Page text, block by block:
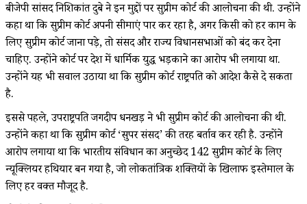
बीजेपी सांसद निशिकांत दुबे ने इन मुद्दों पर सुप्रीम कोर्ट की आलोचना की थी. उन्होंने
कहा था कि सुप्रीम कोर्ट अपनी सीमाएं पार कर रहा है, अगर किसी को हर काम के
लिए सुप्रीम कोर्ट जाना पड़े, तो संसद और राज्य विधानसभाओं को बंद कर देना
चाहिए. उन्होंने कोर्ट पर देश में धार्मिक युद्ध भड़काने का आरोप भी लगाया था.
उन्होंने यह भी सवाल उठाया था कि सुप्रीम कोर्ट राष्ट्रपति को आदेश कैसे दे सकता
है.
इससे पहले, उपराष्ट्रपति जगदीप धनखड़ ने भी सुप्रीम कोर्ट की आलोचना की थी.
उन्होंने कहा था कि सुप्रीम कोर्ट ‘सुपर संसद’ की तरह बर्ताव कर रही है. उन्होंने
आरोप लगाया था कि भारतीय संविधान का अनुच्छेद 142 सुप्रीम कोर्ट के लिए
न्यूक्लियर हथियार बन गया है, जो लोकतांत्रिक शक्तियों के खिलाफ इस्तेमाल के
लिए हर वक्त मौजूद है.